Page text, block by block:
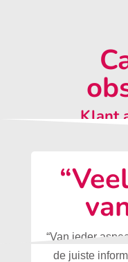
Klant
“Van ieder
de juiste